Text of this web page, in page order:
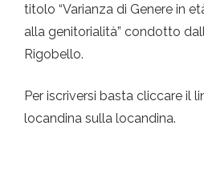
titolo “Varianza di Genere in
alla genitorialità” condotto
Rigobello.
Per iscriversi basta cliccare il
locandina sulla locandina.